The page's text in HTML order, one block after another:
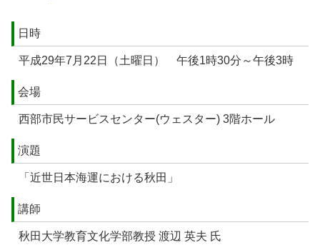
日時
平成29年7月22日（土曜日） 午後1時30分～午後3時
会場
西部市民サービスセンター(ウェスター) 3階ホール
演題
「近世日本海運における秋田」
講師
秋田大学教育文化学部教授 渡辺 英夫 氏